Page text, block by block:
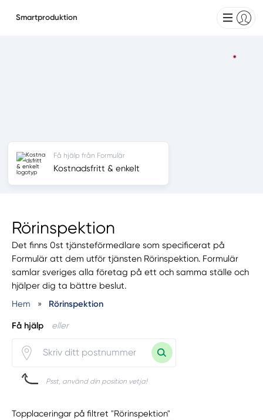
Smartproduktion
Rörinspektion
Det finns 0st tjänsteförmedlare som specificerat på
Formulär att dem utför tjänsten Rörinspektion. Formulär
samlar sveriges alla företag på ett och samma ställe och
hjälper dig ta bättre beslut.
Hem
» Rörinspektion
Få hjälp eller
Psst, använd din position vetja!
Få hjälp från Formulär
Kostnadsfritt & enkelt
Topplaceringar på filtret "Rörinspektion"